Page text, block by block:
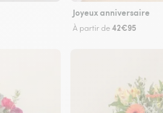
Joyeux anniversaire
À partir de42€95